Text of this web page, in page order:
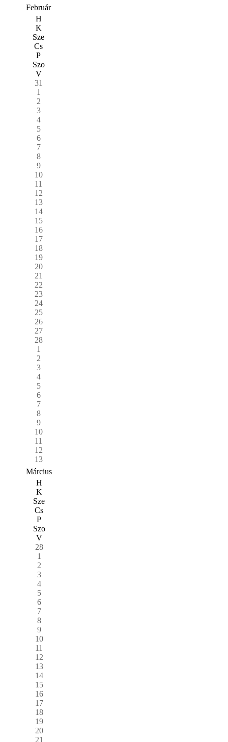
Február
H
K
Sze
Cs
P
Szo
V
31
1
2
3
4
5
6
7
8
9
10
11
12
13
14
15
16
17
18
19
20
21
22
23
24
25
26
27
28
1
2
3
4
5
6
7
8
9
10
11
12
13
Március
H
K
Sze
Cs
P
Szo
V
28
1
2
3
4
5
6
7
8
9
10
11
12
13
14
15
16
17
18
19
20
21